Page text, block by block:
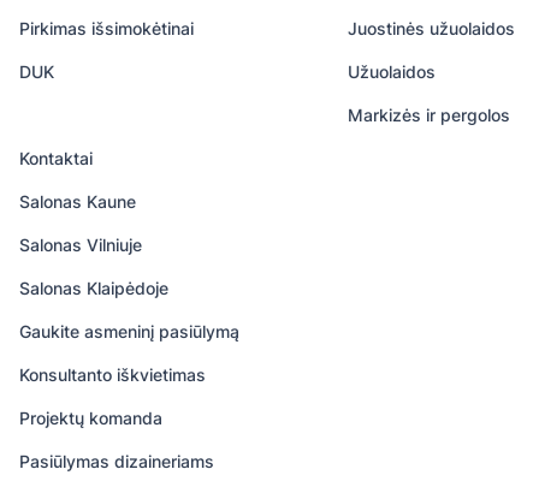
Pirkimas išsimokėtinai
DUK
Juostinės užuolaidos
Užuolaidos
Markizės ir pergolos
Kontaktai
Salonas Kaune
Salonas Vilniuje
Salonas Klaipėdoje
Gaukite asmeninį pasiūlymą
Konsultanto iškvietimas
Projektų komanda
Pasiūlymas dizaineriams